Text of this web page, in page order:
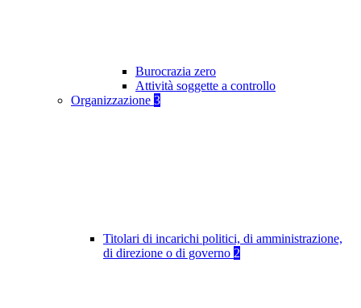
Burocrazia zero
Attività soggette a controllo
Organizzazione 3
Titolari di incarichi politici, di amministrazione,
di direzione o di governo 2